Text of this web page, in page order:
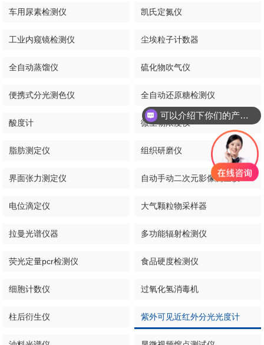
车用尿素检测仪 凯氏定氮仪
工业内窥镜检测仪 尘埃粒子计数器
全自动蒸馏仪 硫化物吹气仪
便携式分光测色仪 全自动还原糖检测仪
酸度计 微生物限度仪
脂肪测定仪 组织研磨仪
界面张力测定仪 自动手动二次元影像测量仪
电位滴定仪 大气颗粒物采样器
拉曼光谱仪器 多功能辐射检测仪
荧光定量pcr检测仪 食品硬度检测仪
细胞计数仪 过氧化氢消毒机
柱后衍生仪 紫外可见近红外分光光度计
可以介绍下你们的产品么
你们是怎么收费的呢